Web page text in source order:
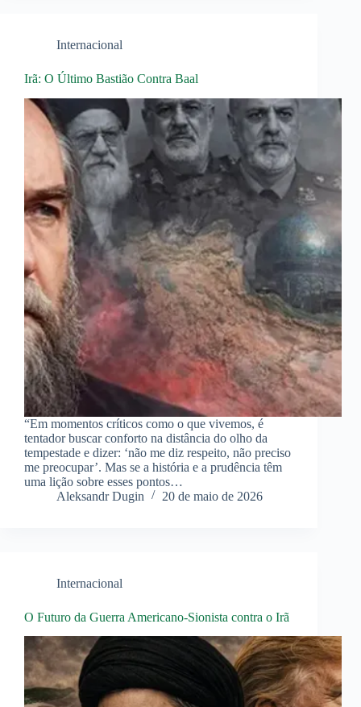
Internacional
Irã: O Último Bastião Contra Baal
“Em momentos críticos como o que vivemos, é
tentador buscar conforto na distância do olho da
tempestade e dizer: ‘não me diz respeito, não preciso
me preocupar’. Mas se a história e a prudência têm
uma lição sobre esses pontos…
Aleksandr Dugin
20 de maio de 2026
Internacional
O Futuro da Guerra Americano-Sionista contra o Irã